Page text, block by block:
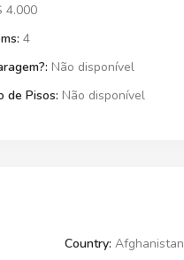
4.000
4
Não disponível
de Pisos: Não disponível
Country: Afghanistan